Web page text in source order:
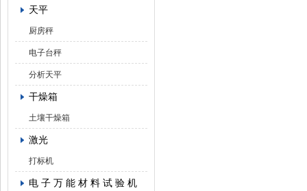
天平
厨房秤
电子台秤
分析天平
干燥箱
土壤干燥箱
激光
打标机
电 子 万 能 材 料 试 验 机